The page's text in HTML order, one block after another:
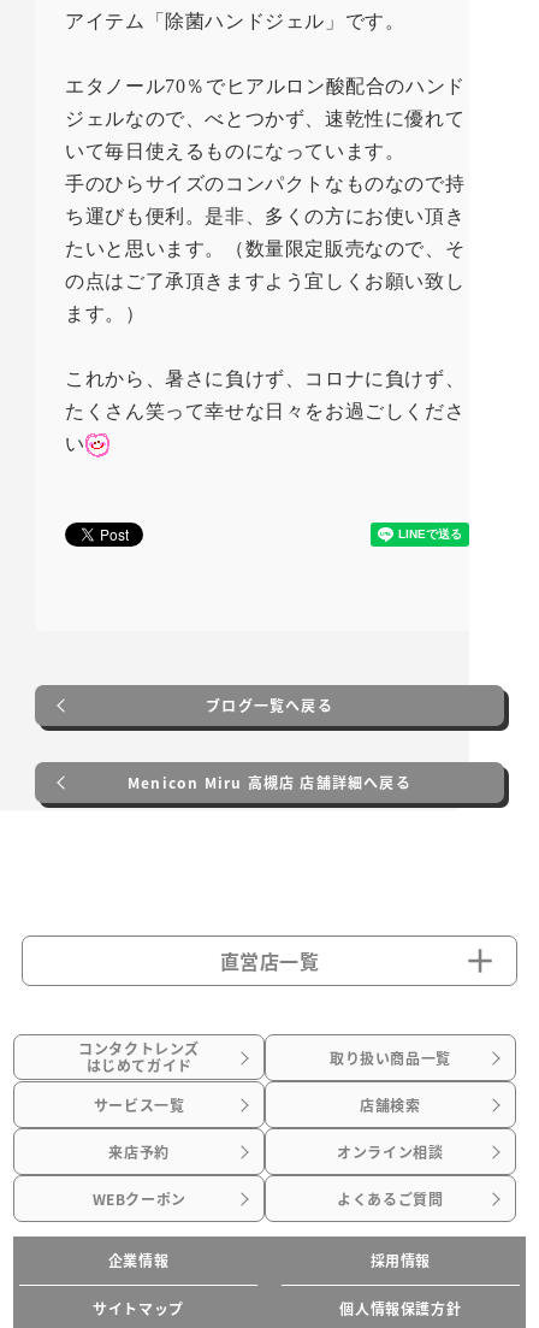
アイテム「除菌ハンドジェル」です。
エタノール70％でヒアルロン酸配合のハンド
ジェルなので、べとつかず、速乾性に優れて
いて毎日使えるものになっています。
手のひらサイズのコンパクトなものなので持
ち運びも便利。是非、多くの方にお使い頂き
たいと思います。（数量限定販売なので、そ
の点はご了承頂きますよう宜しくお願い致し
ます。）
これから、暑さに負けず、コロナに負けず、
たくさん笑って幸せな日々をお過ごしくださ
い
ブログ一覧へ戻る
Menicon Miru 高槻店 店舗詳細へ戻る
直営店一覧
コンタクトレンズ
はじめてガイド 取り扱い商品一覧
サービス一覧 店舗検索
来店予約 オンライン相談
WEBクーポン よくあるご質問
企業情報 採用情報
サイトマップ 個人情報保護方針